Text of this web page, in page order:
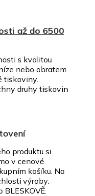
až do 6500
s kvalitou
nebo obratem
tiskoviny.
druhy tiskovin
produktu si
v cenové
košíku. Na
výroby:
BLESKOVĚ.